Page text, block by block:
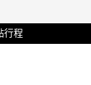
行程